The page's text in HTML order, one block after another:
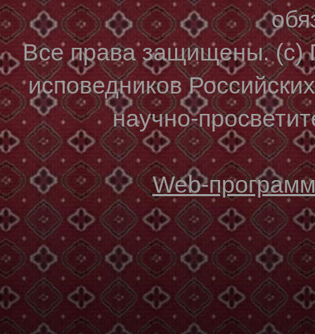
Все права защищены. (с)
исповедников
научно-
Web-